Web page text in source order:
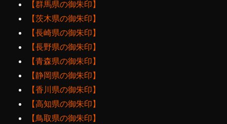
【群馬県の御朱印】
【茨木県の御朱印】
【長崎県の御朱印】
【長野県の御朱印】
【青森県の御朱印】
【静岡県の御朱印】
【香川県の御朱印】
【高知県の御朱印】
【鳥取県の御朱印】